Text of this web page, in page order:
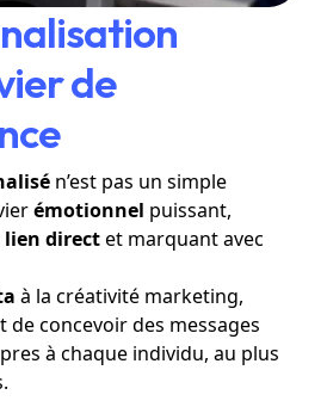
de
n’est pas un simple
émotionnel puissant,
lien directet marquant avec
à la créativité marketing,
de concevoir des messages
à chaque individu, au plus